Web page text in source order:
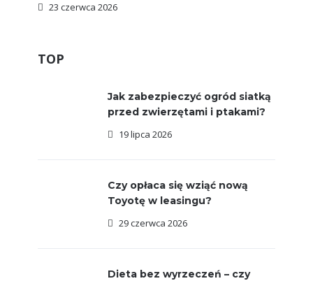
23 czerwca 2026
TOP
Jak zabezpieczyć ogród siatką
przed zwierzętami i ptakami?
19 lipca 2026
Czy opłaca się wziąć nową
Toyotę w leasingu?
29 czerwca 2026
Dieta bez wyrzeczeń – czy